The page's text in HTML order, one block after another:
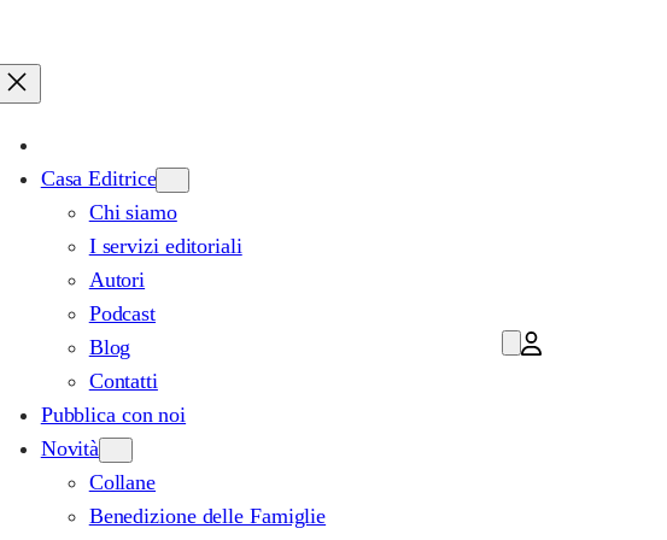
Casa Editrice
Chi siamo
I servizi editoriali
Autori
Podcast
Blog
Contatti
Pubblica con noi
Novità
Collane
Benedizione delle Famiglie